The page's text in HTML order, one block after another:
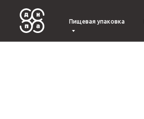
Пищевая упаковка